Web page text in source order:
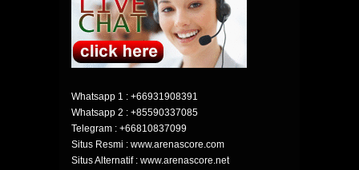
Whatsapp 1 : +66931908391
Whatsapp 2 : +85590337085
Telegram : +66810837099
Situs Resmi : www.arenascore.com
Situs Alternatif : www.arenascore.net